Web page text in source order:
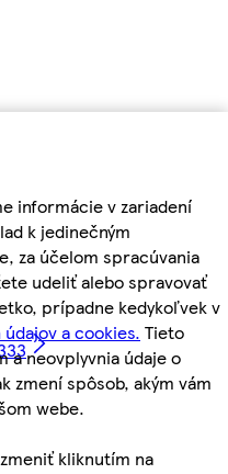
informácie v zariadení
k jedinečným
za účelom spracúvania
udeliť alebo spravovať
prípadne kedykoľvek v
a cookies. Tieto
a neovplyvnia údaje o
zmení spôsob, akým vám
webe.
kliknutím na